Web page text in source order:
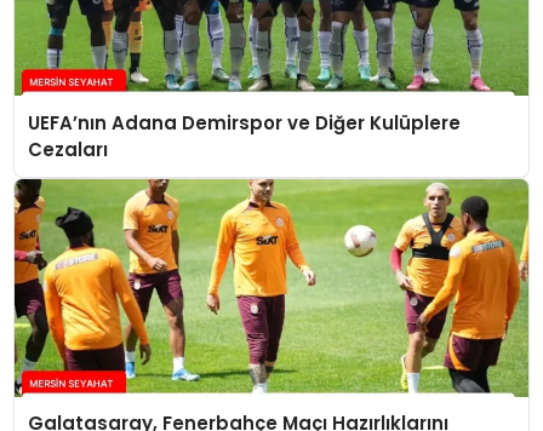
UEFA’nın Adana Demirspor ve Diğer Kulüplere
Cezaları
Galatasaray, Fenerbahçe Maçı Hazırlıklarını